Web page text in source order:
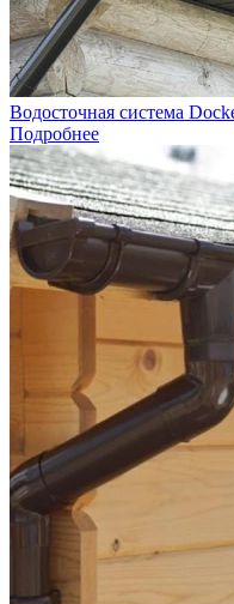
Водосточная система
Подробнее